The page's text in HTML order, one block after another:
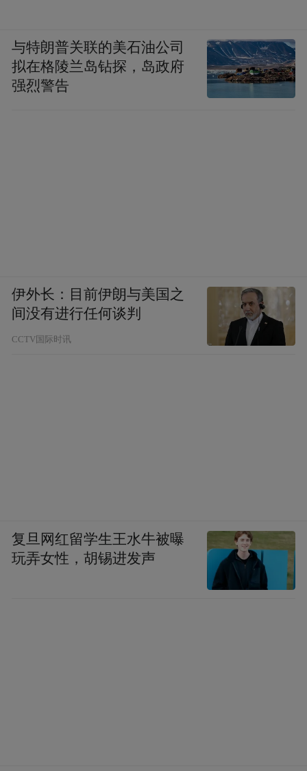
与特朗普关联的美石油公司
拟在格陵兰岛钻探，岛政府
强烈警告
伊外长：目前伊朗与美国之
间没有进行任何谈判
CCTV国际时讯
复旦网红留学生王水牛被曝
玩弄女性，胡锡进发声